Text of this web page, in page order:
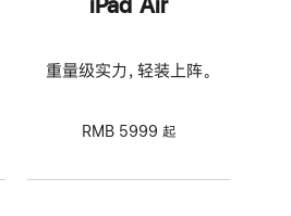
重量级实力，轻装上阵。
RMB 5999 起